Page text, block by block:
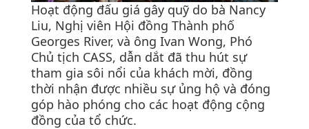
Hoạt động đấu giá gây quỹ do bà Nancy
Liu, Nghị viên Hội đồng Thành phố
Georges River, và ông Ivan Wong, Phó
Chủ tịch CASS, dẫn dắt đã thu hút sự
tham gia sôi nổi của khách mời, đồng
thời nhận được nhiều sự ủng hộ và đóng
góp hào phóng cho các hoạt động cộng
đồng của tổ chức.